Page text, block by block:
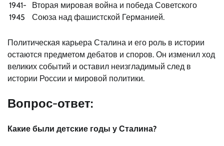
1941-
1945
Вторая мировая война и победа Советского
Союза над фашистской Германией.
Политическая карьера Сталина и его роль в истории
остаются предметом дебатов и споров. Он изменил ход
великих событий и оставил неизгладимый след в
истории России и мировой политики.
Вопрос-ответ:
Какие были детские годы у Сталина?